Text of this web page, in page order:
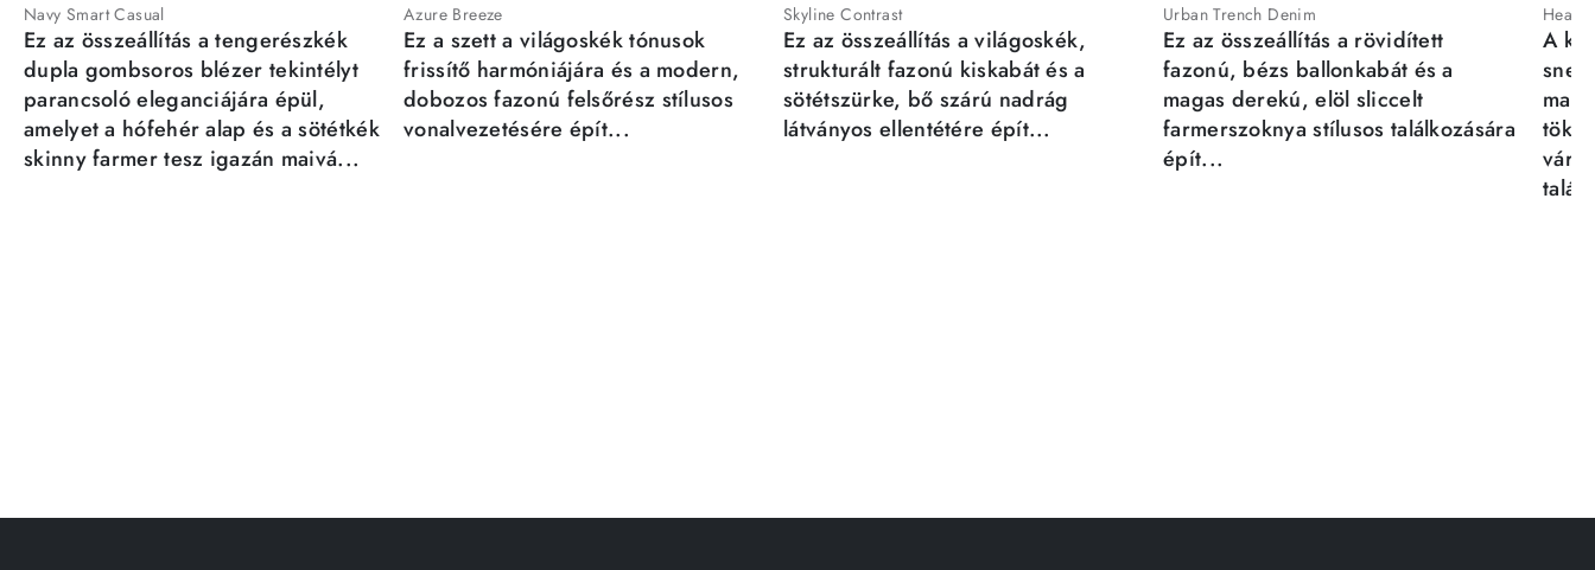
Navy Smart Casual
Ez az összeállítás a tengerészkék
dupla gombsoros blézer tekintélyt
parancsoló eleganciájára épül,
amelyet a hófehér alap és a sötétkék
skinny farmer tesz igazán maivá...
Azure Breeze
Ez a szett a világoskék tónusok
frissítő harmóniájára és a modern,
dobozos fazonú felsőrész stílusos
vonalvezetésére épít...
Skyline Contrast
Ez az összeállítás a világoskék,
strukturált fazonú kiskabát és a
sötétszürke, bő szárú nadrág
látványos ellentétére épít...
Urban Trench Denim
Ez az összeállítás a rövidített
fazonú, bézs ballonkabát és a
magas derekú, elöl sliccelt
farmerszoknya stílusos találkozására
épít...
A